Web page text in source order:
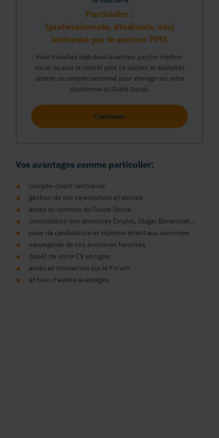
Particulier :
(professionnels, étudiants, etc)
intéressé par le secteur PMS
Vous travaillez déjà dans le secteur psycho-médico-
social ou avez un intérêt pour ce secteur et souhaitez
obtenir un compte personnel pour interagir sur notre
plateforme du Guide Social.
Continuer
Vos avantages comme particulier:
compte-client centralisé
gestion de vos newsletters et alertes
accés au contenu du Guide Social
consultation des annonces Emploi, Stage, Bénévolat...
pose de candidature et réponse direct aux annonces
sauvegarde de vos annonces favorites
dépôt de votre CV en ligne
accès et interaction sur le Forum
et bien d'autres avantages